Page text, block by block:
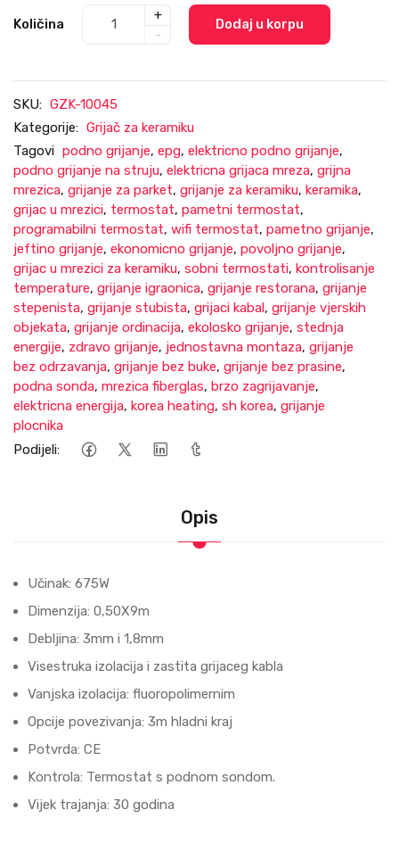
Količina
+
-
Dodaj u korpu
SKU: GZK-10045
Kategorije: Grijač za keramiku
Tagovi podno grijanje, epg, elektricno podno grijanje,
podno grijanje na struju, elektricna grijaca mreza, grijna
mrezica, grijanje za parket, grijanje za keramiku, keramika,
grijac u mrezici, termostat, pametni termostat,
programabilni termostat, wifi termostat, pametno grijanje,
jeftino grijanje, ekonomicno grijanje, povoljno grijanje,
grijac u mrezici za keramiku, sobni termostati, kontrolisanje
temperature, grijanje igraonica, grijanje restorana, grijanje
stepenista, grijanje stubista, grijaci kabal, grijanje vjerskih
objekata, grijanje ordinacija, ekolosko grijanje, stednja
energije, zdravo grijanje, jednostavna montaza, grijanje
bez odrzavanja, grijanje bez buke, grijanje bez prasine,
podna sonda, mrezica fiberglas, brzo zagrijavanje,
elektricna energija, korea heating, sh korea, grijanje
plocnika
Podijeli:
Opis
Učinak: 675W
Dimenziјa: 0,50X9m
Debljina: 3mm i 1,8mm
Visestruka izolacija i zastita grijaceg kabla
Vanjska izolaciјa: fluoropolimernim
Opciјe povezivanja: 3m hladni kraј
Potvrda: CE
Kontrola: Termostat s podnom sondom.
Vijek trajanja: 30 godina